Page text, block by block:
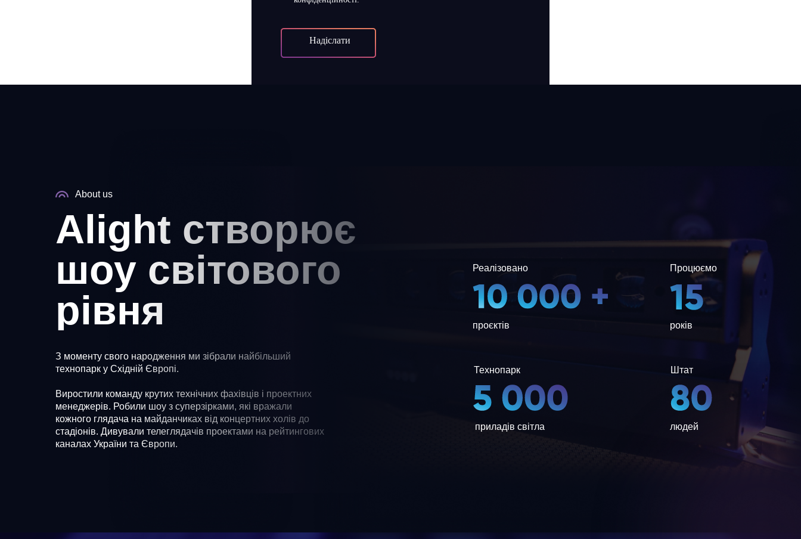
Надіслати
About us
Alight створює
шоу світового
рівня
З моменту свого народження ми зібрали найбільший
технопарк у Східній Європі.
Виростили команду крутих технічних фахівців і проектних
менеджерів. Робили шоу з суперзірками, які вражали
кожного глядача на майданчиках від концертних холів до
стадіонів. Дивували телеглядачів проектами на рейтингових
каналах України та Європи.
Реалізовано Процюємо
років
проєктів
Технопарк Штат
людей
приладів світла